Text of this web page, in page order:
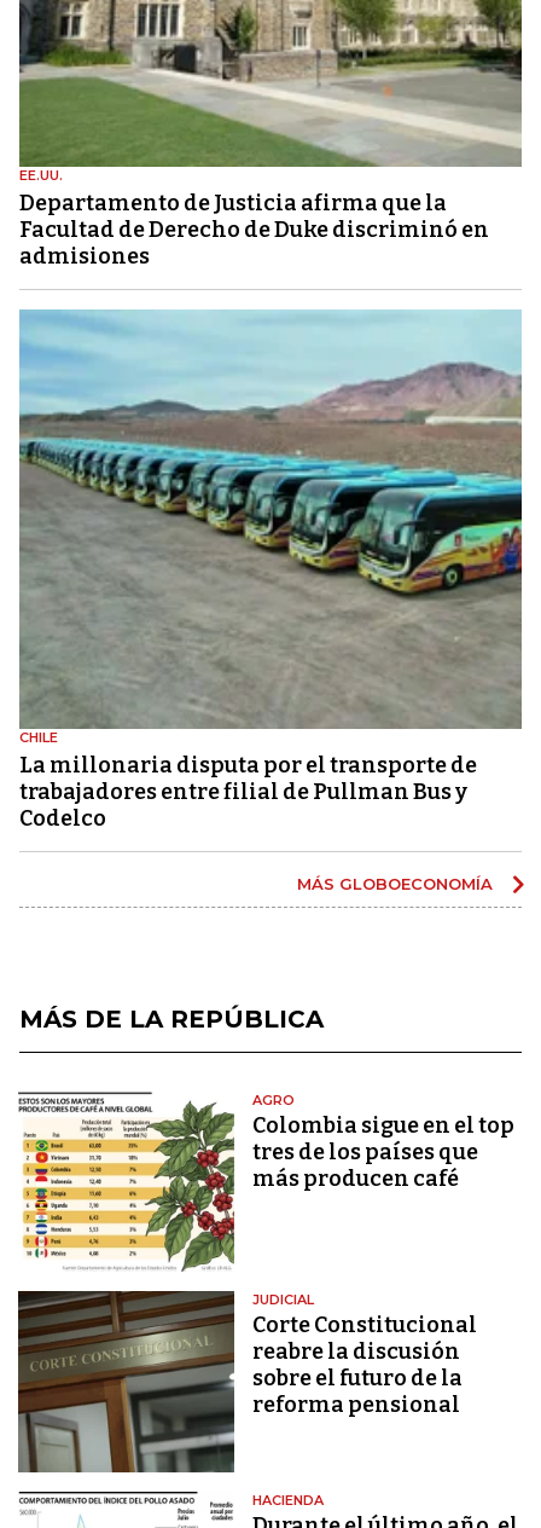
EE.UU.
Departamento de Justicia afirma que la
Facultad de Derecho de Duke discriminó en
admisiones
CHILE
La millonaria disputa por el transporte de
trabajadores entre filial de Pullman Bus y
Codelco
MÁS GLOBOECONOMÍA
MÁS DE LA REPÚBLICA
AGRO
Colombia sigue en el top
tres de los países que
más producen café
JUDICIAL
Corte Constitucional
reabre la discusión
sobre el futuro de la
reforma pensional
HACIENDA